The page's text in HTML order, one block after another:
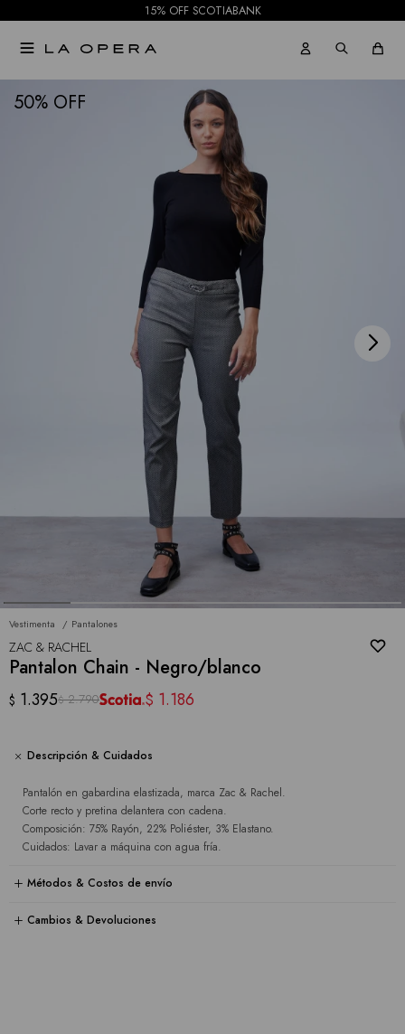
15% OFF SCOTIABANK

50
Vestimenta Pantalones
ZAC & RACHEL
Pantalon Chain - Negro/blanco
$ 1.395$ 2.790 $ 1.186
Descripción & Cuidados
Pantalón en gabardina elastizada, marca Zac & Rachel.
Corte recto y pretina delantera con cadena.
Composición: 75% Rayón, 22% Poliéster, 3% Elastano.
Cuidados: Lavar a máquina con agua fría.
Métodos & Costos de envío
Cambios & Devoluciones
NOTIFICARME